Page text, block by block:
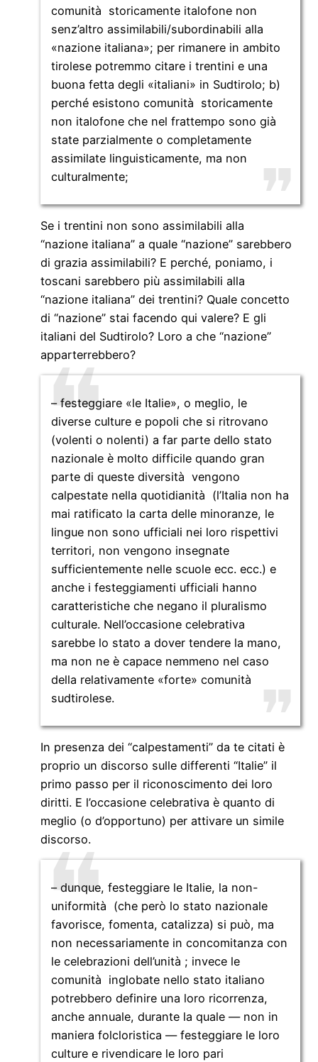
comunità storicamente italofone non
senz’altro assimilabili/subordinabili alla
«nazione italiana»; per rimanere in ambito
tirolese potremmo citare i trentini e una
buona fetta degli «italiani» in Sudtirolo; b)
perché esistono comunità storicamente
non italofone che nel frattempo sono già
state parzialmente o completamente
assimilate linguisticamente, ma non
culturalmente;
Se i trentini non sono assimilabili alla
“nazione italiana” a quale “nazione” sarebbero
di grazia assimilabili? E perché, poniamo, i
toscani sarebbero più assimilabili alla
“nazione italiana” dei trentini? Quale concetto
di “nazione” stai facendo qui valere? E gli
italiani del Sudtirolo? Loro a che “nazione”
apparterrebbero?
– festeggiare «le Italie», o meglio, le
diverse culture e popoli che si ritrovano
(volenti o nolenti) a far parte dello stato
nazionale è molto difficile quando gran
parte di queste diversità vengono
calpestate nella quotidianità (l’Italia non ha
mai ratificato la carta delle minoranze, le
lingue non sono ufficiali nei loro rispettivi
territori, non vengono insegnate
sufficientemente nelle scuole ecc. ecc.) e
anche i festeggiamenti ufficiali hanno
caratteristiche che negano il pluralismo
culturale. Nell’occasione celebrativa
sarebbe lo stato a dover tendere la mano,
ma non ne è capace nemmeno nel caso
della relativamente «forte» comunità
sudtirolese.
In presenza dei “calpestamenti” da te citati è
proprio un discorso sulle differenti “Italie” il
primo passo per il riconoscimento dei loro
diritti. E l’occasione celebrativa è quanto di
meglio (o d’opportuno) per attivare un simile
discorso.
– dunque, festeggiare le Italie, la non-
uniformità (che però lo stato nazionale
favorisce, fomenta, catalizza) si può, ma
non necessariamente in concomitanza con
le celebrazioni dell’unità ; invece le
comunità inglobate nello stato italiano
potrebbero definire una loro ricorrenza,
anche annuale, durante la quale — non in
maniera folcloristica — festeggiare le loro
culture e rivendicare le loro pari